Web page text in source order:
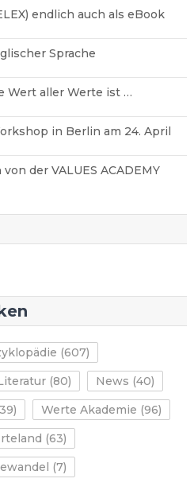
endlich auch als eBook
Sprache
Wert aller Werte ist …
in Berlin am 24. April
der VALUES ACADEMY
(607)
(80) News (40)
Werte Akademie (96)
(63)
(7)